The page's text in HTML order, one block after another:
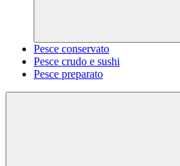
Pesce conservato
Pesce crudo e sushi
Pesce preparato